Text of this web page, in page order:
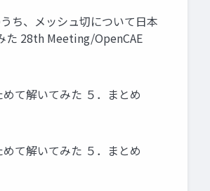
ち、メッシュ切について日本
た 28th Meeting/OpenCAE
て解いてみた ５．まとめ
て解いてみた ５．まとめ